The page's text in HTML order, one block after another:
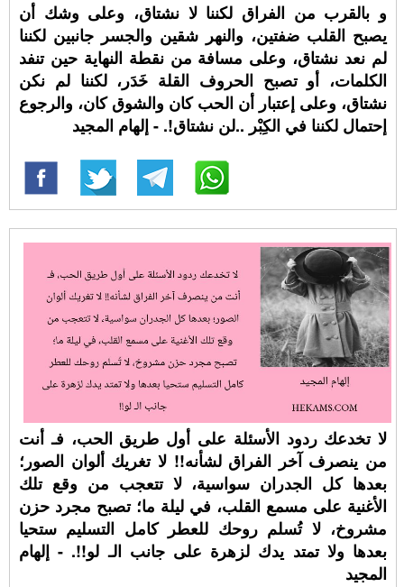
و بالقرب من الفراق لكننا لا نشتاق، وعلى وشك أن
يصبح القلب ضفتين، والنهر شقين والجسر جانبين لكننا
لم نعد نشتاق، وعلى مسافة من نقطة النهاية حين تنفد
الكلمات، أو تصبح الحروف القلة خَدَر، لكننا لم نكن
نشتاق، وعلى إعتبار أن الحب كان والشوق كان، والرجوع
إحتمال لكننا في الكِبْر ..لن نشتاق!. - إلهام المجيد
لا تخدعك ردود الأسئلة على أول طريق الحب، فـ أنت
من ينصرف آخر الفراق لشأنه!! لا تغريك ألوان الصور؛
بعدها كل الجدران سواسية، لا تتعجب من وقع تلك
الأغنية على مسمع القلب، في ليلة ما؛ تصبح مجرد حزن
مشروخ، لا تُسلم روحك للعطر كامل التسليم ستحيا
بعدها ولا تمتد يدك لزهرة على جانب الـ لو!!. - إلهام
المجيد